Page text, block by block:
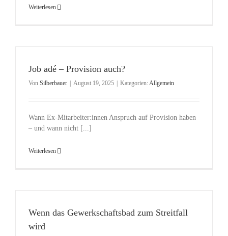
Weiterlesen
Job adé – Provision auch?
Von Silberbauer August 19, 2025 Kategorien:Allgemein
Wann Ex-Mitarbeiter:innen Anspruch auf Provision haben
– und wann nicht [...]
Weiterlesen
Wenn das Gewerkschaftsbad zum Streitfall
wird